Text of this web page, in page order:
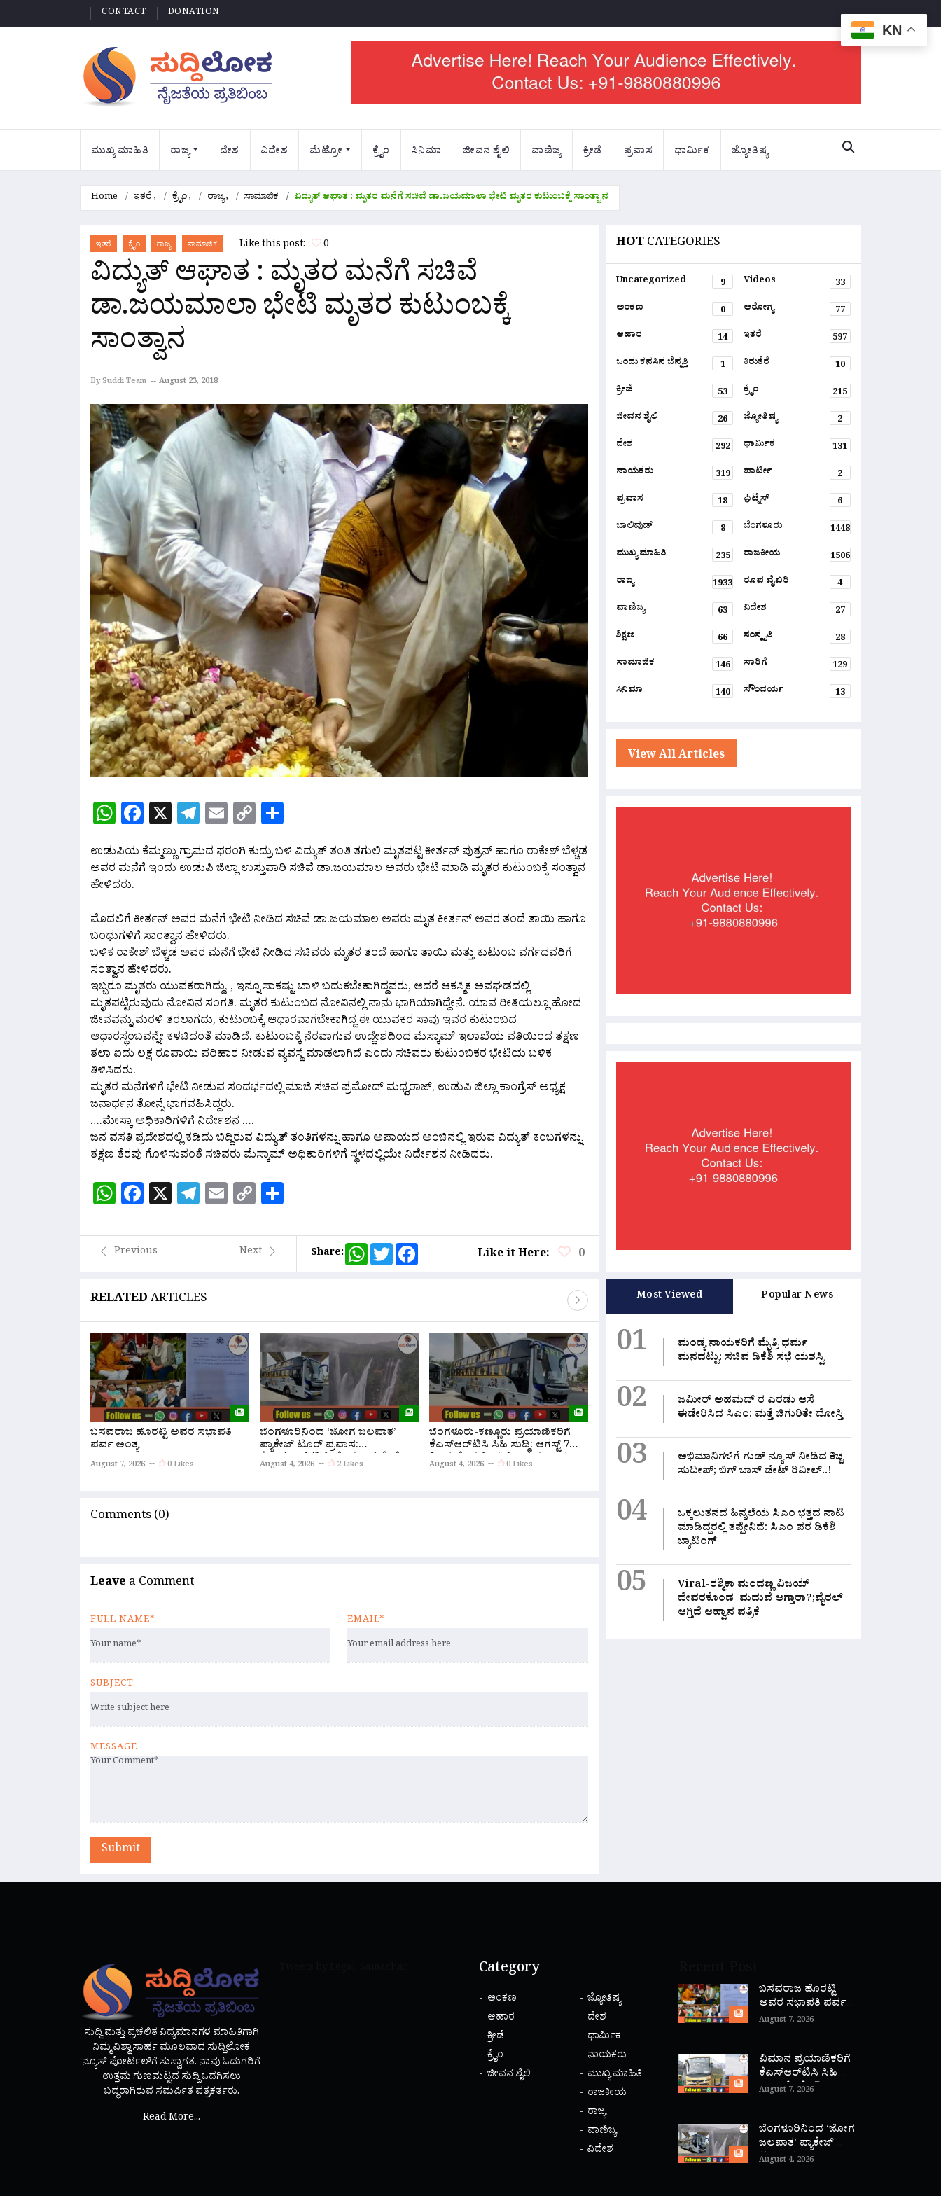
CONTACT DONATION
ಮುಖ್ಯ ಮಾಹಿತಿ ರಾಜ್ಯ ದೇಶ ವಿದೇಶ ಮೆಟ್ರೋ ಕ್ರೈಂ ಸಿನಿಮಾ ಜೀವನ ಶೈಲಿ ವಾಣಿಜ್ಯ ಕ್ರೀಡೆ ಪ್ರವಾಸ ಧಾರ್ಮಿಕ ಜ್ಯೋತಿಷ್ಯ
Home ಇತರೆ, ಕ್ರೈಂ, ರಾಜ್ಯ, ಸಾಮಾಜಿಕ ವಿದ್ಯುತ್ ಆಘಾತ : ಮೃತರ ಮನೆಗೆ ಸಚಿವೆ ಡಾ.ಜಯಮಾಲಾ ಭೇಟಿ ಮೃತರ ಕುಟುಂಬಕ್ಕೆ ಸಾಂತ್ವಾನ
ಇತರೆ ಕ್ರೈಂ ರಾಜ್ಯ ಸಾಮಾಜಿಕ Like this post: 0
ವಿದ್ಯುತ್ ಆಘಾತ : ಮೃತರ ಮನೆಗೆ ಸಚಿವೆ
ಡಾ.ಜಯಮಾಲಾ ಭೇಟಿ ಮೃತರ ಕುಟುಂಬಕ್ಕೆ
ಸಾಂತ್ವಾನ
By Suddi Team August 23, 2018
WhatsApp
Facebook
X Telegram
Email
Copy
Link
ಉಡುಪಿಯ ಕೆಮ್ಮಣ್ಣು ಗ್ರಾಮದ ಫರಂಗಿ ಕುದ್ರು ಬಳಿ ವಿದ್ಯುತ್ ತಂತಿ ತಗುಲಿ ಮೃತಪಟ್ಟ ಕೀರ್ತನ್ ಪುತ್ರನ್ ಹಾಗೂ ರಾಕೇಶ್ ಬೆಳ್ಚಡ
ಅವರ ಮನೆಗೆ ಇಂದು ಉಡುಪಿ ಜಿಲ್ಲಾ ಉಸ್ತುವಾರಿ ಸಚಿವೆ ಡಾ.ಜಯಮಾಲ ಅವರು ಭೇಟಿ ಮಾಡಿ ಮೃತರ ಕುಟುಂಬಕ್ಕೆ ಸಂತ್ವಾನ
ಹೇಳಿದರು.
ಮೊದಲಿಗೆ ಕೀರ್ತನ್ ಅವರ ಮನೆಗೆ ಭೇಟಿ ನೀಡಿದ ಸಚಿವೆ ಡಾ.ಜಯಮಾಲ ಅವರು ಮೃತ ಕೀರ್ತನ್ ಅವರ ತಂದೆ ತಾಯಿ ಹಾಗೂ
ಬಂಧುಗಳಿಗೆ ಸಾಂತ್ವಾನ ಹೇಳಿದರು.
ಬಳಿಕ ರಾಕೇಶ್ ಬೆಳ್ಚಡ ಅವರ ಮನೆಗೆ ಭೇಟಿ ನೀಡಿದ ಸಚಿವರು ಮೃತರ ತಂದೆ ಹಾಗೂ ತಾಯಿ ಮತ್ತು ಕುಟುಂಬ ವರ್ಗದವರಿಗೆ
ಸಂತ್ವಾನ ಹೇಳಿದರು.
ಇಬ್ಬರೂ ಮೃತರು ಯುವಕರಾಗಿದ್ದು, , ಇನ್ನೂ ಸಾಕಷ್ಟು ಬಾಳಿ ಬದುಕಬೇಕಾಗಿದ್ದವರು, ಆದರೆ ಆಕಸ್ಮಿಕ ಅವಘಡದಲ್ಲಿ
ಮೃತಪಟ್ಟಿರುವುದು ನೋವಿನ ಸಂಗತಿ. ಮೃತರ ಕುಟುಂಬದ ನೋವಿನಲ್ಲಿ ನಾನು ಭಾಗಿಯಾಗಿದ್ದೇನೆ. ಯಾವ ರೀತಿಯಲ್ಲೂ ಹೋದ
ಜೀವವನ್ನು ಮರಳಿ ತರಲಾಗದು, ಕುಟುಂಬಕ್ಕೆ ಆಧಾರವಾಗಬೇಕಾಗಿದ್ದ ಈ ಯುವಕರ ಸಾವು ಇವರ ಕುಟುಂಬದ
ಆಧಾರಸ್ಥಂಬವನ್ನೇ ಕಳಚಿದಂತೆ ಮಾಡಿದೆ. ಕುಟುಂಬಕ್ಕೆ ನೆರವಾಗುವ ಉದ್ದೇಶದಿಂದ ಮೆಸ್ಕಾಮ್ ಇಲಾಖೆಯ ವತಿಯಿಂದ ತಕ್ಷಣ
ತಲಾ ಐದು ಲಕ್ಷ ರೂಪಾಯಿ ಪರಿಹಾರ ನೀಡುವ ವ್ಯವಸ್ಥೆ ಮಾಡಲಾಗಿದೆ ಎಂದು ಸಚಿವರು ಕುಟುಂಬಿಕರ ಭೇಟಿಯ ಬಳಿಕ
ತಿಳಿಸಿದರು.
ಮೃತರ ಮನೆಗಳಿಗೆ ಭೇಟಿ ನೀಡುವ ಸಂದರ್ಭದಲ್ಲಿ ಮಾಜಿ ಸಚಿವ ಪ್ರಮೋದ್ ಮಧ್ವರಾಜ್, ಉಡುಪಿ ಜಿಲ್ಲಾ ಕಾಂಗ್ರೆಸ್ ಅಧ್ಯಕ್ಷ
ಜನಾರ್ಧನ ತೋನ್ಸೆ ಭಾಗವಹಿಸಿದ್ದರು.
….ಮೇಸ್ಕಾ ಅಧಿಕಾರಿಗಳಿಗೆ ನಿರ್ದೇಶನ ….
ಜನ ವಸತಿ ಪ್ರದೇಶದಲ್ಲಿ ಕಡಿದು ಬಿದ್ದಿರುವ ವಿದ್ಯುತ್‌ ತಂತಿಗಳನ್ನು ಹಾಗೂ ಅಪಾಯದ ಅಂಚಿನಲ್ಲಿ ಇರುವ ವಿದ್ಯುತ್ ಕಂಬಗಳನ್ನು
ತಕ್ಷಣ ತೆರವು ಗೊಳಿಸುವಂತೆ ಸಚಿವರು ಮೆಸ್ಕಾಮ್ ಅಧಿಕಾರಿಗಳಿಗೆ ಸ್ಥಳದಲ್ಲಿಯೇ ನಿರ್ದೇಶನ ನೀಡಿದರು.
WhatsApp
Facebook
X Telegram
Email
Copy
Link
Previous Next Share: WhatsApp
TwitterFacebook Like it Here: 0
RELATEDARTICLES
ಬಸವರಾಜ ಹೊರಟ್ಟಿ ಅವರ ಸಭಾಪತಿ
ಪರ್ವ ಅಂತ್ಯ
August 7, 2026 0 Likes
ಬೆಂಗಳೂರಿನಿಂದ ‘ಜೋಗ ಜಲಪಾತ’
ಪ್ಯಾಕೇಜ್ ಟೂರ್ ಪ್ರವಾಸ:
ಕೆ.ಎಸ್.ಆರ್.ಟಿ.ಸಿ ಹೊಸ ಬಸ್ ಸೇವೆ
ಆರಂಭ
August 4, 2026 2 Likes
ಬೆಂಗಳೂರು-ಕಣ್ಣೂರು ಪ್ರಯಾಣಿಕರಿಗೆ
ಕೆಎಸ್‌ಆರ್‌ಟಿಸಿ ಸಿಹಿ ಸುದ್ದಿ: ಆಗಸ್ಟ್ 7
ರಿಂದ ಹೊಸ ಸ್ಲೀಪರ್ ಬಸ್ ಸಂಚಾರ
ಆರಂಭ; ಇಲ್ಲಿದೆ ಸಮಯ, ದರದ ಪಟ್ಟಿ!
August 4, 2026 0 Likes
ನಾವೆಲ್ಲರೂ ಒಂದೇ ತಂಡ, ಸಿದ್ದರಾಮಯ್ಯ
ಅವರಿಗೆ ಯಾವುದೇ
ಅಸಮಾಧಾನವಿಲ್ಲ!”: ಸಿಎಂ ಡಿಕೆಶಿ
August 4, 2026 0 Likes
ನನಗೂ ನೋವಾಗಿರಲಿಲ್ಲವೇ?”:
ಇತಿಹಾಸ ನೆನಪಿಸಿದ ಸಿಎಂ
August 4, 2026 0 Likes
Comments (0)
Leave a Comment
FULL NAME* EMAIL*
SUBJECT
MESSAGE
Submit
HOTCATEGORIES
Uncategorized 9 Videos
33
ಅಂಕಣ
0 ಆರೋಗ್ಯ
77
ಆಹಾರ
14 ಇತರೆ
597
ಒಂದು ಕನಸಿನ ಬೆನ್ನತ್ತಿ
1 ಕಿರುತೆರೆ
10
ಕ್ರೀಡೆ
53 ಕ್ರೈಂ
215
ಜೀವನ ಶೈಲಿ
26 ಜ್ಯೋತಿಷ್ಯ
2
ದೇಶ
292 ಧಾರ್ಮಿಕ
131
ನಾಯಕರು
319 ಪಾರ್ಟೀ
2
ಪ್ರವಾಸ
18 ಫ಼ಿಟ್ನೆಸ್
6
ಬಾಲಿವುಡ್
8 ಬೆಂಗಳೂರು
1448
ಮುಖ್ಯ ಮಾಹಿತಿ
235 ರಾಜಕೀಯ
1506
ರಾಜ್ಯ
1933 ರೂಪ ವೈಖರಿ
4
ವಾಣಿಜ್ಯ
63 ವಿದೇಶ
27
ಶಿಕ್ಷಣ
66 ಸಂಸ್ಕೃತಿ
28
ಸಾಮಾಜಿಕ
146 ಸಾರಿಗೆ
129
ಸಿನಿಮಾ
140 ಸೌಂದರ್ಯ 13
View All Articles
Most Viewed Popular News
01
ಮಂಡ್ಯ ನಾಯಕರಿಗೆ ಮೈತ್ರಿ ಧರ್ಮ
ಮನದಟ್ಟು: ಸಚಿವ ಡಿಕೆಶಿ ಸಭೆ ಯಶಸ್ವಿ
02
ಜಮೀರ್ ಅಹಮದ್ ರ ಎರಡು ಆಸೆ
ಈಡೇರಿಸಿದ ಸಿಎಂ: ಮತ್ತೆ ಚಿಗುರಿತೇ ದೋಸ್ತಿ
03
ಅಭಿಮಾನಿಗಳಿಗೆ ಗುಡ್ ನ್ಯೂಸ್ ನೀಡಿದ ಕಿಚ್ಚ
ಸುದೀಪ್; ಬಿಗ್ ಬಾಸ್ ಡೇಟ್ ರಿವೀಲ್..!
04
ಒಕ್ಕಲುತನದ ಹಿನ್ನಲೆಯ ಸಿಎಂ ಭತ್ತದ ನಾಟಿ
ಮಾಡಿದ್ದರಲ್ಲಿ‌ ತಪ್ಪೇನಿದೆ: ಸಿಎಂ ಪರ ಡಿಕೆಶಿ
ಬ್ಯಾಟಿಂಗ್
05
Viral-ರಶ್ಮಿಕಾ ಮಂದಣ್ಣ ವಿಜಯ್
ದೇವರಕೊಂಡ ಮದುವೆ ಆಗ್ತಾರಾ?;ವೈರಲ್
ಆಗ್ತಿದೆ ಆಹ್ವಾನ ಪತ್ರಿಕೆ
ಸುದ್ದಿ ಮತ್ತು ಪ್ರಚಲಿತ ವಿದ್ಯಮಾನಗಳ ಮಾಹಿತಿಗಾಗಿ
ನಿಮ್ಮ ವಿಶ್ವಾಸಾರ್ಹ ಮೂಲವಾದ ಸುದ್ದಿಲೋಕ
ನ್ಯೂಸ್ ಪೋರ್ಟಲ್‌ಗೆ ಸುಸ್ವಾಗತ. ನಾವು ಓದುಗರಿಗೆ
ಉತ್ತಮ ಗುಣಮಟ್ಟದ ಸುದ್ದಿ ಒದಗಿಸಲು
ಬದ್ಧರಾಗಿರುವ ಸಮರ್ಪಿತ ಪತ್ರಕರ್ತರು.
Read More...
Category
ಅಂಕಣ
ಆಹಾರ
ಕ್ರೀಡೆ
ಕ್ರೈಂ
ಜೀವನ ಶೈಲಿ
ಜ್ಯೋತಿಷ್ಯ
ದೇಶ
ಧಾರ್ಮಿಕ
ನಾಯಕರು
ಮುಖ್ಯ ಮಾಹಿತಿ
ರಾಜಕೀಯ
ರಾಜ್ಯ
ವಾಣಿಜ್ಯ
ವಿದೇಶ
ಬಸವರಾಜ ಹೊರಟ್ಟಿ
ಅವರ ಸಭಾಪತಿ ಪರ್ವ
ಅಂತ್ಯ
August 7, 2026
ವಿಮಾನ ಪ್ರಯಾಣಿಕರಿಗೆ
ಕೆಎಸ್‌ಆರ್‌ಟಿಸಿ ಸಿಹಿ
ಸುದ್ದಿ: ಕೆಂಪೇಗೌಡ
ಕೋಯಿಕೋಡ್‌ಗೆ ನೇರ
‘ಫ್ಲೈ ಬಸ್’ ಸಾರಿಗೆ
ಆರಂಭ!
August 7, 2026
ಬೆಂಗಳೂರಿನಿಂದ ‘ಜೋಗ
ಜಲಪಾತ’ ಪ್ಯಾಕೇಜ್
ಟೂರ್ ಪ್ರವಾಸ:
August 4, 2026
KN